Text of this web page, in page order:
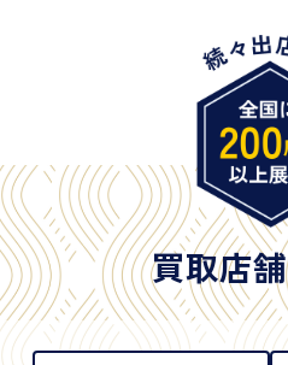
・旧パスポート
※原則として「公的機
年月日が記載されてい
※日本国政府発行のもの
※2020年2月4日以降に
は「所持人記入欄（住
め、単体では古物営業
められない（住所確認
が必要となります
買取店